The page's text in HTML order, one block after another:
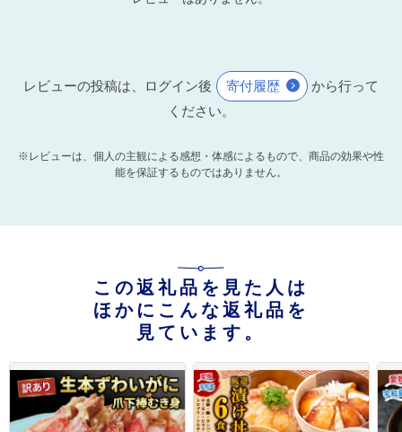
レビューの投稿は、ログイン後 寄付履歴
から行って
ください。
※レビューは、個人の主観による感想・体感によるもので、商品の効果や性
能を保証するものではありません。
この返礼品を見た人は
ほかにこんな返礼品を
見ています。